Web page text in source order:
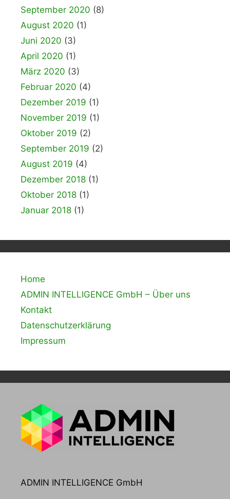
September 2020 (8)
August 2020 (1)
Juni 2020 (3)
April 2020 (1)
März 2020 (3)
Februar 2020 (4)
Dezember 2019 (1)
November 2019 (1)
Oktober 2019 (2)
September 2019 (2)
August 2019 (4)
Dezember 2018 (1)
Oktober 2018 (1)
Januar 2018 (1)
Home
ADMIN INTELLIGENCE GmbH – Über uns
Kontakt
Datenschutzerklärung
Impressum
ADMIN INTELLIGENCE GmbH